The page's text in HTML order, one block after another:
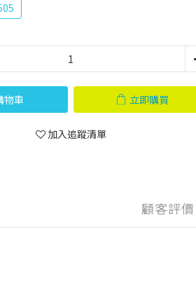
物車 立即購買
加入追蹤清單
顧客評價